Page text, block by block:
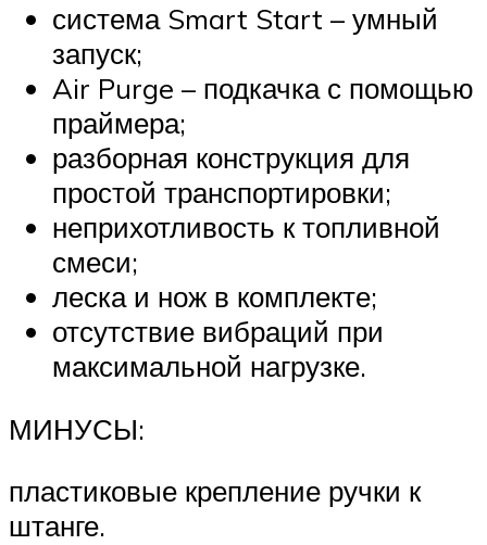
система Smart Start – умный
запуск;
Air Purge – подкачка с помощью
праймера;
разборная конструкция для
простой транспортировки;
неприхотливость к топливной
смеси;
леска и нож в комплекте;
отсутствие вибраций при
максимальной нагрузке.
МИНУСЫ:
пластиковые крепление ручки к
штанге.